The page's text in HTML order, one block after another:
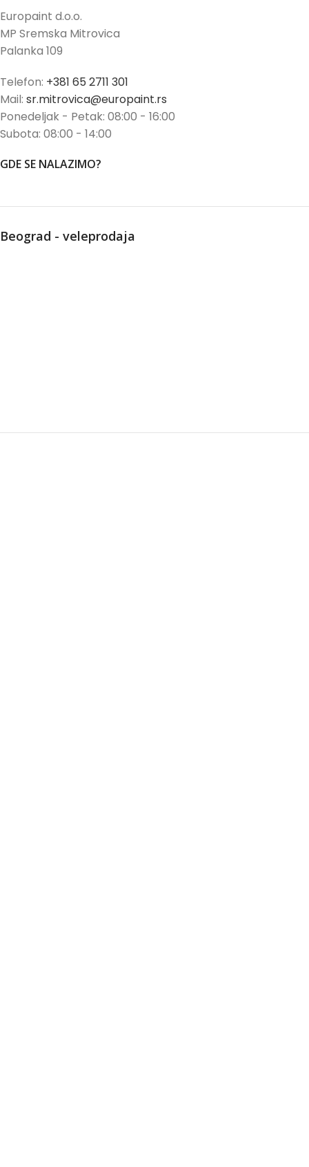
Europaint d.o.o.
MP Sremska Mitrovica
Palanka 109
Telefon: +381 65 2711 301
Mail: sr.mitrovica@europaint.rs
Ponedeljak - Petak: 08:00 - 16:00
Subota: 08:00 - 14:00
GDE SE NALAZIMO?
Beograd - veleprodaja